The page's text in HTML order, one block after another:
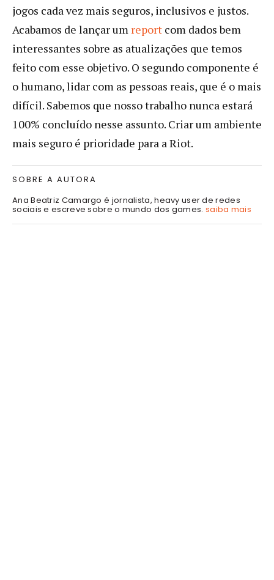
jogos cada vez mais seguros, inclusivos e justos.
Acabamos de lançar um report com dados bem
interessantes sobre as atualizações que temos
feito com esse objetivo. O segundo componente é
o humano, lidar com as pessoas reais, que é o mais
difícil. Sabemos que nosso trabalho nunca estará
100% concluído nesse assunto. Criar um ambiente
mais seguro é prioridade para a Riot.
SOBRE A AUTORA
Ana Beatriz Camargo é jornalista, heavy user de redes
sociais e escreve sobre o mundo dos games. saiba mais